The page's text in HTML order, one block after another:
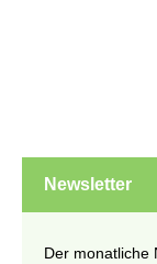
Newsletter
Der monatliche